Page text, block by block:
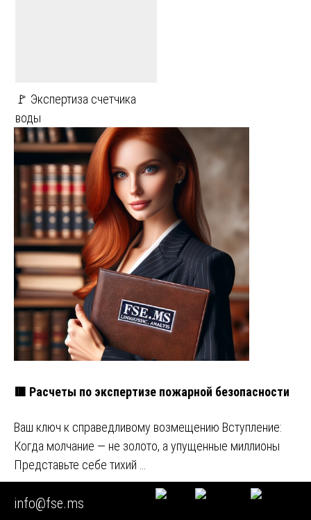
🚩 Экспертиза счетчика
воды
🟥 Расчеты по экспертизе пожарной безопасности
Ваш ключ к справедливому возмещению Вступление:
Когда молчание — не золото, а упущенные миллионы
Представьте себе тихий …
info@fse.ms